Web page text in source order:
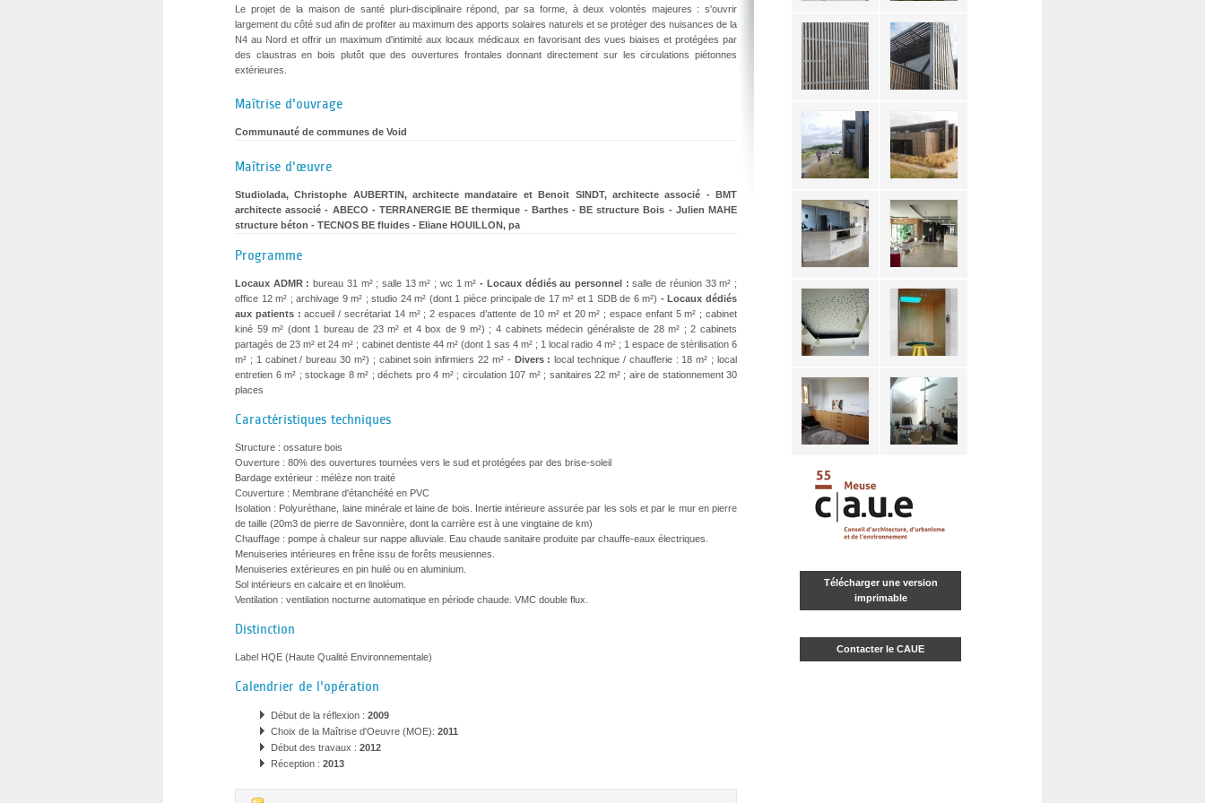
Le projet de la maison de santé pluri-disciplinaire répond, par sa forme, à deux volontés majeures : s'ouvrir
largement du côté sud afin de profiter au maximum des apports solaires naturels et se protéger des nuisances de la
N4 au Nord et offrir un maximum d'intimité aux locaux médicaux en favorisant des vues biaises et protégées par
des claustras en bois plutôt que des ouvertures frontales donnant directement sur les circulations piétonnes
extérieures.
Maîtrise d'ouvrage
Communauté de communes de Void
Maîtrise d'œuvre
Studiolada, Christophe AUBERTIN, architecte mandataire et Benoit SINDT, architecte associé - BMT
architecte associé - ABECO - TERRANERGIE BE thermique - Barthes - BE structure Bois - Julien MAHE
structure béton - TECNOS BE fluides - Eliane HOUILLON, pa
Programme
Locaux ADMR :bureau 31 m² ; salle 13 m² ; wc 1 m²- Locaux dédiés au personnel :salle de réunion 33 m² ;
office 12 m² ; archivage 9 m² ; studio 24 m² (dont 1 pièce principale de 17 m² et 1 SDB de 6 m²) - Locaux dédiés
aux patients :accueil / secrétariat 14 m² ; 2 espaces d’attente de 10 m² et 20 m² ; espace enfant 5 m² ; cabinet
kiné 59 m² (dont 1 bureau de 23 m² et 4 box de 9 m²) ; 4 cabinets médecin généraliste de 28 m² ; 2 cabinets
partagés de 23 m² et 24 m² ; cabinet dentiste 44 m² (dont 1 sas 4 m² ; 1 local radio 4 m² ; 1 espace de stérilisation 6
m² ; 1 cabinet / bureau 30 m²) ; cabinet soin infirmiers 22 m² -Divers :local technique / chaufferie : 18 m² ; local
entretien 6 m² ; stockage 8 m² ; déchets pro 4 m² ; circulation 107 m² ; sanitaires 22 m² ; aire de stationnement 30
places
Caractéristiques techniques
Structure : ossature bois
Ouverture : 80% des ouvertures tournées vers le sud et protégées par des brise-soleil
Bardage extérieur : mélèze non traité
Couverture : Membrane d'étanchéité en PVC
Isolation : Polyuréthane, laine minérale et laine de bois. Inertie intérieure assurée par les sols et par le mur en pierre
de taille (20m3 de pierre de Savonnière, dont la carrière est à une vingtaine de km)
Chauffage : pompe à chaleur sur nappe alluviale. Eau chaude sanitaire produite par chauffe-eaux électriques.
Menuiseries intérieures en frêne issu de forêts meusiennes.
Menuiseries extérieures en pin huilé ou en aluminium.
Sol intérieurs en calcaire et en linoléum.
Ventilation : ventilation nocturne automatique en période chaude. VMC double flux.
Distinction
Label HQE (Haute Qualité Environnementale)
Calendrier de l'opération
Début de la réflexion : 2009
Choix de la Maîtrise d'Oeuvre (MOE): 2011
Début des travaux : 2012
Réception : 2013
Télécharger une version
imprimable
Contacter le CAUE